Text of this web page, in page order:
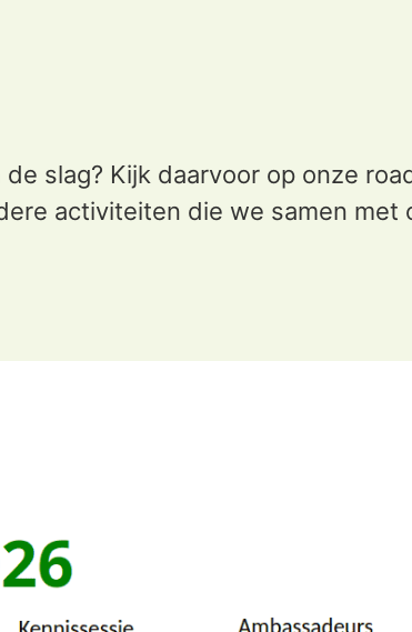
slag? Kijk daarvoor op onze
activiteiten die we samen met